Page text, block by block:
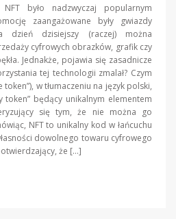
było nadzwyczaj popularnym
zaangażowane były gwiazdy
dzień dzisiejszy (raczej) można
cyfrowych obrazków, grafik czy
Jednakże, pojawia się zasadnicze
tej technologii zmalał? Czym
token”), w tłumaczeniu na język polski,
token” będący unikalnym elementem
się tym, że nie można go
NFT to unikalny kod w łańcuchu
dowolnego towaru cyfrowego
że […]